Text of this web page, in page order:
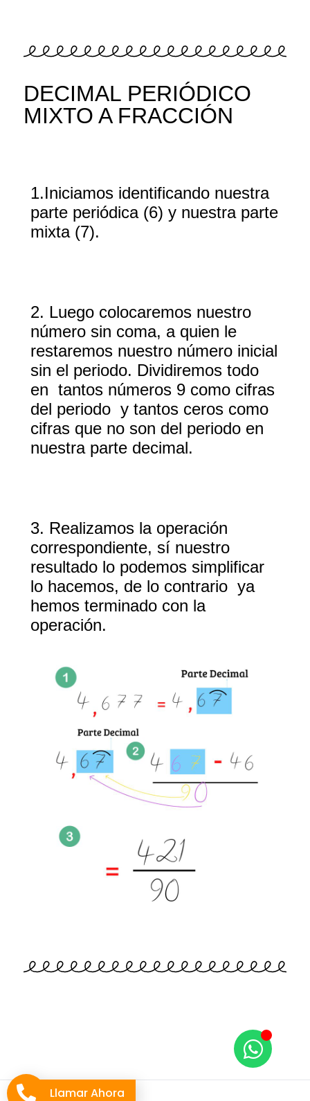
DECIMAL PERIÓDICO
MIXTO A FRACCIÓN
1.Iniciamos identificando nuestra
parte periódica (6) y nuestra parte
mixta (7).
2. Luego colocaremos nuestro
número sin coma, a quien le
restaremos nuestro número inicial
sin el periodo. Dividiremos todo
en tantos números 9 como cifras
del periodo y tantos ceros como
cifras que no son del periodo en
nuestra parte decimal.
3. Realizamos la operación
correspondiente, sí nuestro
resultado lo podemos simplificar
lo hacemos, de lo contrario ya
hemos terminado con la
operación.
Llamar Ahora